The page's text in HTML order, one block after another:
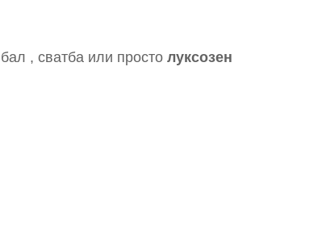
, сватба или просто луксозен